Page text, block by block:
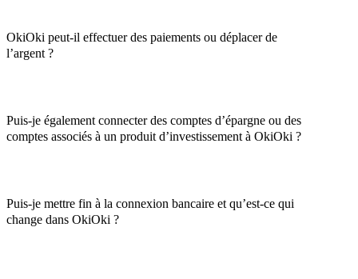
OkiOki peut-il effectuer des paiements ou déplacer de
l’argent ?
Puis-je également connecter des comptes d’épargne ou des
comptes associés à un produit d’investissement à OkiOki ?
Puis-je mettre fin à la connexion bancaire et qu’est-ce qui
change dans OkiOki ?